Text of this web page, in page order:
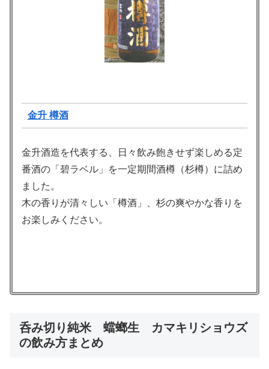
金升 樽酒
金升酒造を代表する、日々飲み飽きせず楽しめる定
番酒の「碧ラベル」を一定期間酒樽（杉樽）に詰め
ました。
木の香りが清々しい「樽酒」、杉の爽やかな香りを
お楽しみください。
呑み切り純米 蟷螂生 カマキリショウズ
の飲み方まとめ